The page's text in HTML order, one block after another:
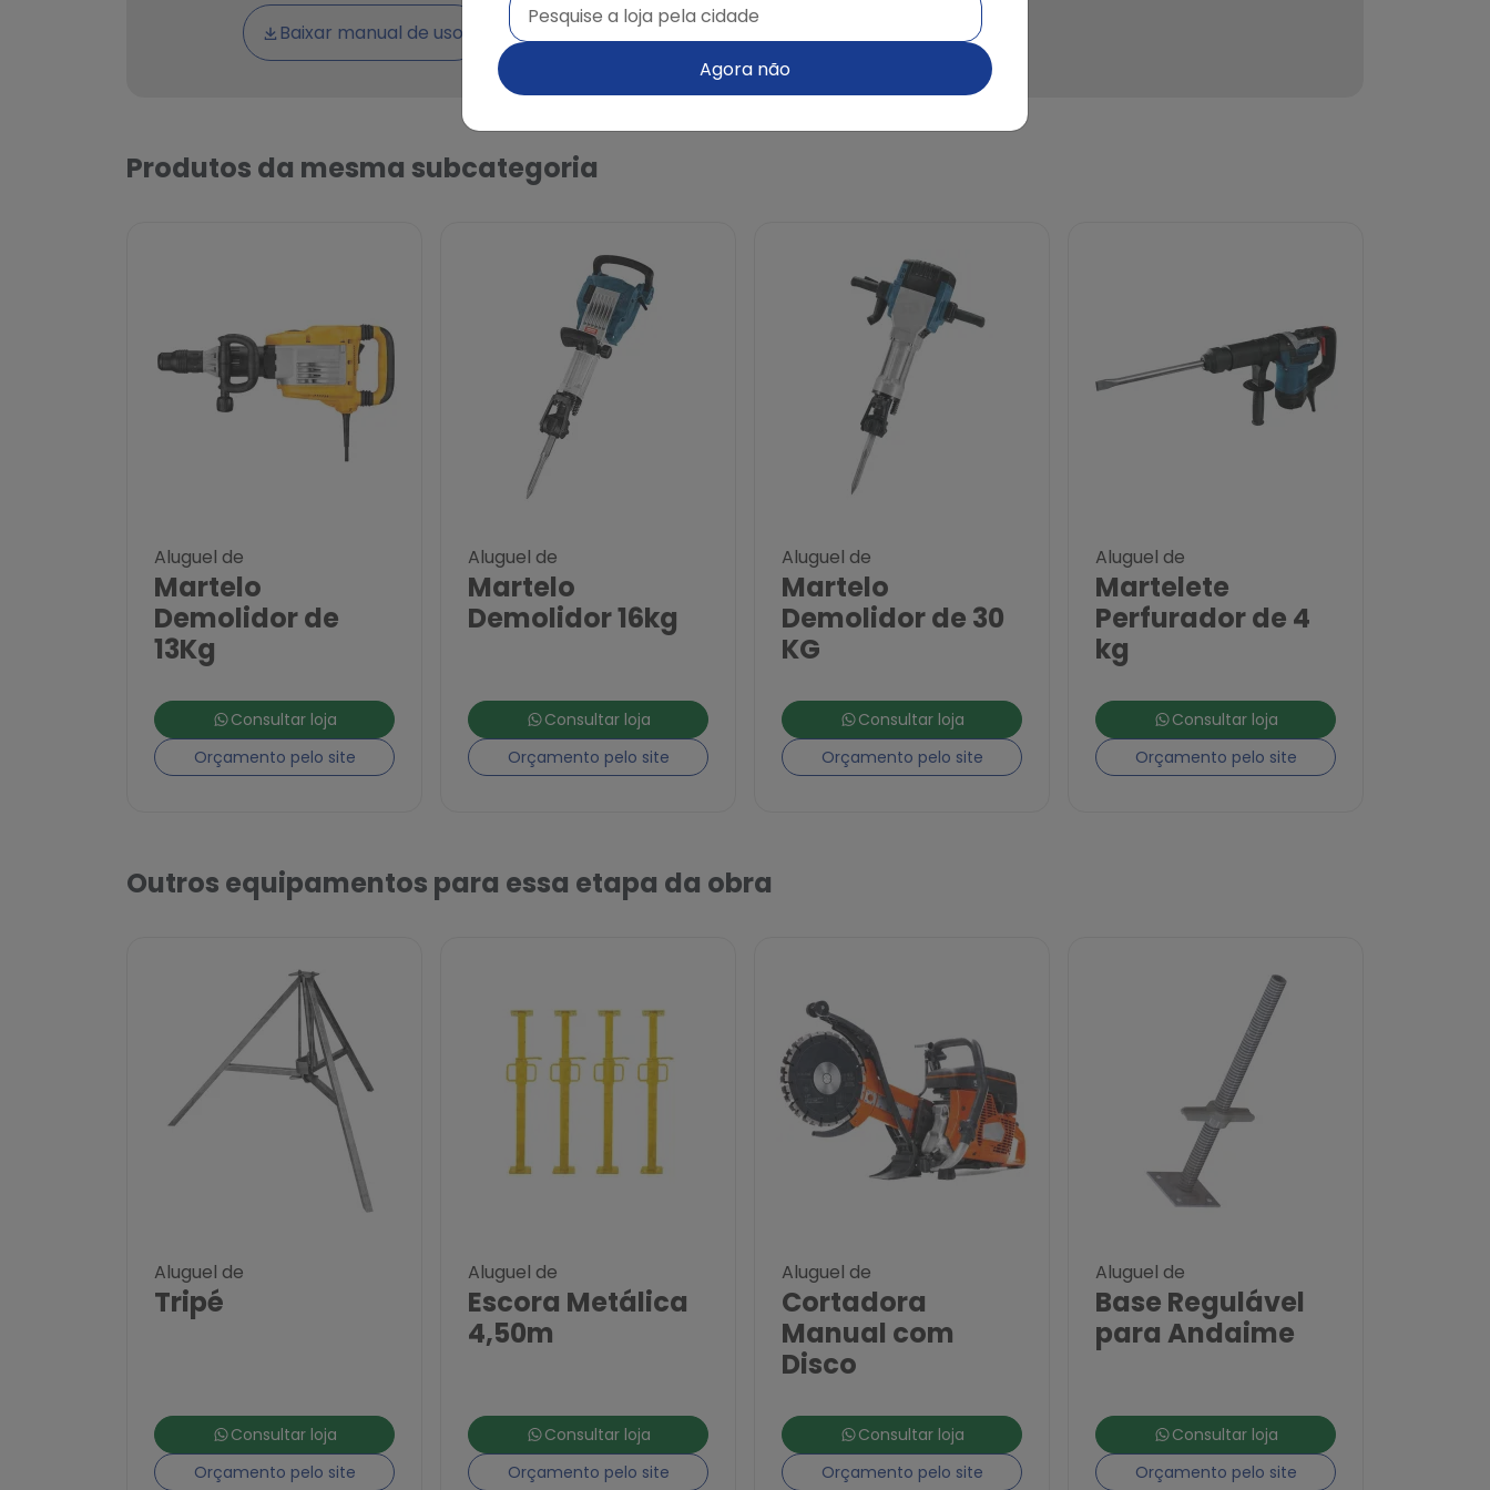
Baixar manual de uso
Produtos da mesma subcategoria
Aluguel de
Martelo
Demolidor de
13Kg
Consultar loja
Orçamento pelo site
Aluguel de
Martelo
Demolidor 16kg
Consultar loja
Orçamento pelo site
Aluguel de
Martelo
Demolidor de 30
KG
Consultar loja
Orçamento pelo site
Aluguel de
Martelete
Perfurador de 4
kg
Consultar loja
Orçamento pelo site
Outros equipamentos para essa etapa da obra
Aluguel de
Tripé
Consultar loja
Orçamento pelo site
Aluguel de
Escora Metálica
4,50m
Consultar loja
Orçamento pelo site
Aluguel de
Cortadora
Manual com
Disco
Consultar loja
Orçamento pelo site
Aluguel de
Base Regulável
para Andaime
Consultar loja
Orçamento pelo site
Pesquise a loja pela cidade
Agora não